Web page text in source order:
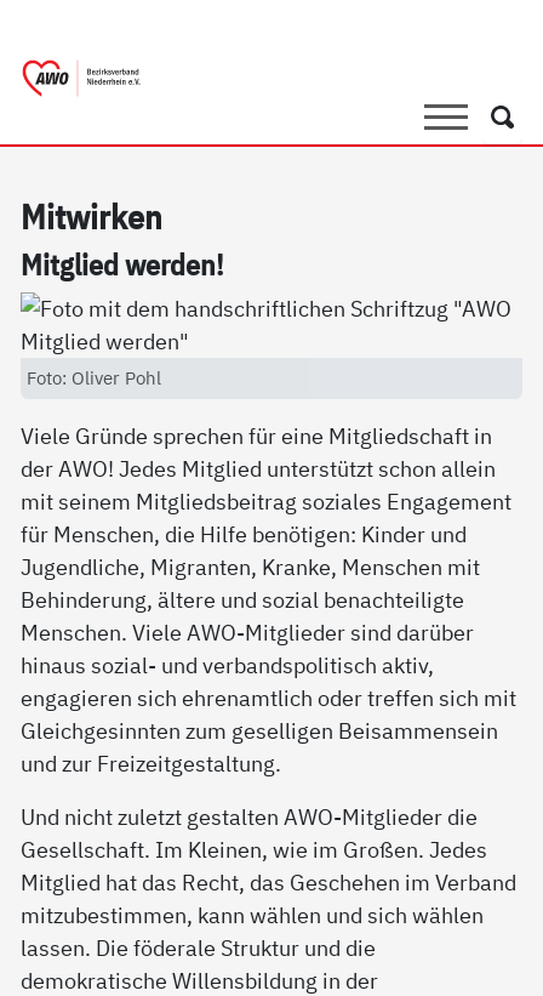
SucheSuche
Mit­wir­ken
Mit­g­lied wer­den!
Foto: Oliver Pohl
Viele Gründe sprechen für eine Mitgliedschaft in
der AWO! Jedes Mitglied unterstützt schon allein
mit seinem Mitgliedsbeitrag soziales Engagement
für Menschen, die Hilfe benötigen: Kinder und
Jugendliche, Migranten, Kranke, Menschen mit
Behinderung, ältere und sozial benachteiligte
Menschen. Viele AWO-Mitglieder sind darüber
hinaus sozial- und verbandspolitisch aktiv,
engagieren sich ehrenamtlich oder treffen sich mit
Gleichgesinnten zum geselligen Beisammensein
und zur Freizeitgestaltung.
Und nicht zuletzt gestalten AWO-Mitglieder die
Gesellschaft. Im Kleinen, wie im Großen. Jedes
Mitglied hat das Recht, das Geschehen im Verband
mitzubestimmen, kann wählen und sich wählen
lassen. Die föderale Struktur und die
demokratische Willensbildung in der